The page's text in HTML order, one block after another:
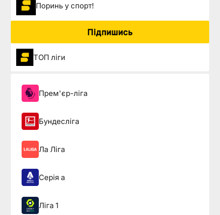
Поринь у спорт!
Підпишись
ТОП ліги
Прем'єр-ліга
Бундесліга
Ла Ліга
Серія а
Ліга 1